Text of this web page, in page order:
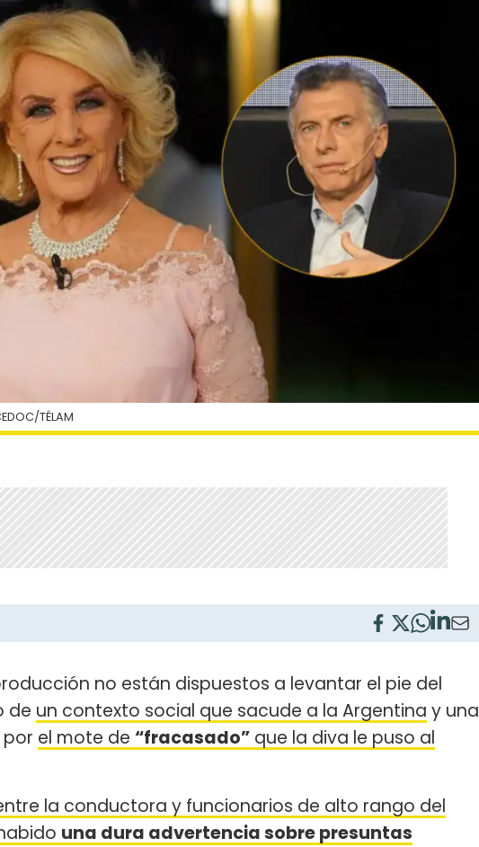
TÉLAM
no están dispuestos a levantar el pie del
de un contexto social que sacude a la Argentina y una
el mote de “fracasado” que la diva le puso al
la conductora y funcionarios de alto rango del
una dura advertencia sobre presuntas